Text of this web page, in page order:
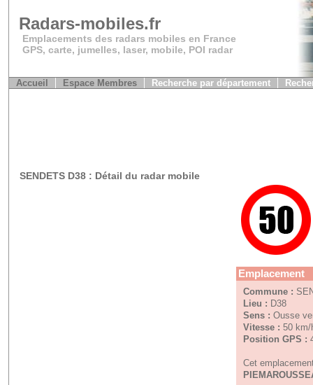
Radars-mobiles.fr
Emplacements des radars mobiles en France
GPS, carte, jumelles, laser, mobile, POI radar
Accueil Espace Membres Recherche par département
SENDETS D38 : Détail du radar mobile
Emplacement
Commune :
Lieu : D38
Sens : Ousse
Vitesse : 50 km/
Position GPS :
Cet